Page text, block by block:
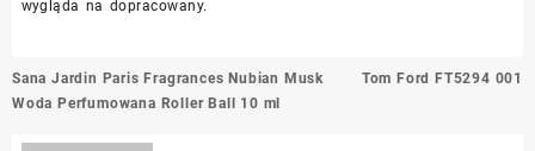
wygląda na dopracowany.
Nawigacja
wpisu
Sana Jardin Paris Fragrances Nubian Musk
Woda Perfumowana Roller Ball 10 ml
Tom Ford FT5294 001